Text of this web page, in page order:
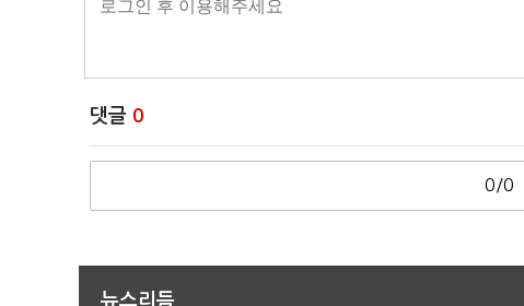
댓글 0
0/0
뉴스리듬